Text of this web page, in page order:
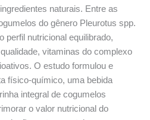
naturais. Entre as
do gênero Pleurotus spp.
perfil nutricional equilibrado,
vitaminas do complexo
O estudo formulou e
físico-químico, uma bebida
integral de cogumelos
o valor nutricional do